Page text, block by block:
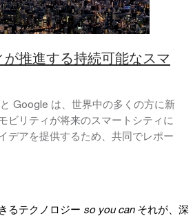
推進する持続可能なスマ
Google は、世界中の多くの方に新
ビリティが将来のスマートシティに
デアを提供するため、共同でレポー
るテクノロジー so you can それが、深